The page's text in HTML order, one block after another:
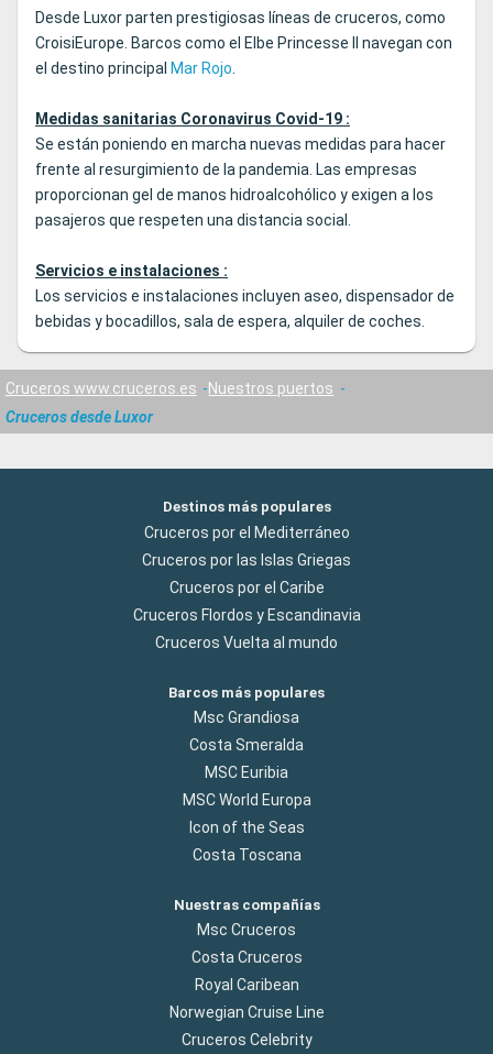
Desde Luxor parten prestigiosas líneas de cruceros, como
CroisiEurope. Barcos como el Elbe Princesse II navegan con
el destino principal Mar Rojo.
Medidas sanitarias Coronavirus Covid-19 :
Se están poniendo en marcha nuevas medidas para hacer
frente al resurgimiento de la pandemia. Las empresas
proporcionan gel de manos hidroalcohólico y exigen a los
pasajeros que respeten una distancia social.
Servicios e instalaciones :
Los servicios e instalaciones incluyen aseo, dispensador de
bebidas y bocadillos, sala de espera, alquiler de coches.
Cruceros www.cruceros.es
Nuestros puertos
Cruceros desde Luxor
Destinos más populares
Cruceros por el Mediterráneo
Cruceros por las Islas Griegas
Cruceros por el Caribe
Cruceros Flordos y Escandinavia
Cruceros Vuelta al mundo
Barcos más populares
Msc Grandiosa
Costa Smeralda
MSC Euribia
MSC World Europa
Icon of the Seas
Costa Toscana
Nuestras compañías
Msc Cruceros
Costa Cruceros
Royal Caribean
Norwegian Cruise Line
Cruceros Celebrity